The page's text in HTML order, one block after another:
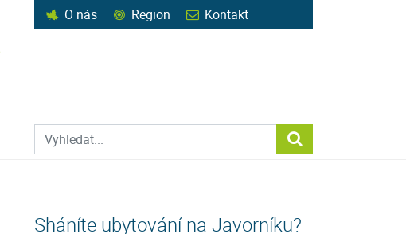
O nás Region Kontakt
Prohledat web
Sháníte ubytování na Javorníku?